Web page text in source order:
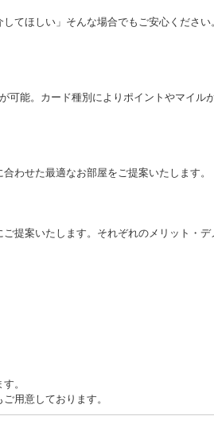
てほしい」そんな場合でもご安心くださ
能。カード種別によりポイントやマイル
わせた最適なお部屋をご提案いたします。
提案いたします。それぞれのメリット・
。
用意しております。